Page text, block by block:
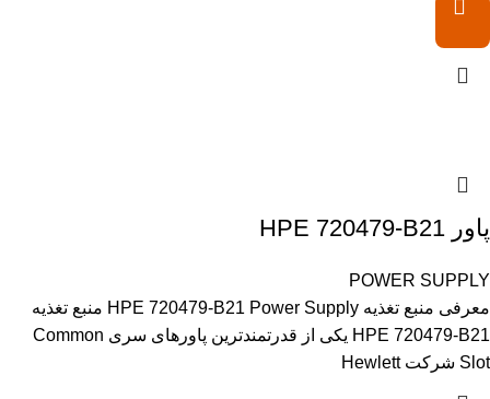
پاور HPE 720479-B21
POWER SUPPLY
معرفی منبع تغذیه HPE 720479-B21 Power Supply منبع تغذیه
HPE 720479-B21 یکی از قدرتمندترین پاورهای سری Common
Slot شرکت Hewlett